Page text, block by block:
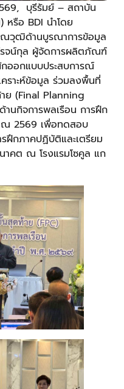
บุรีรัมย์ – สถาบัน
หรือ BDI นำโดย
วุฒิด้านบูรณาการข้อมูล
จน์กุล ผู้จัดการผลิตภัณฑ์
ออกแบบประสบการณ์
ราะห์ข้อมูล ร่วมลงพื้นที่
าย (Final Planning
นกิจการพลเรือน การฝึก
ณ 2569 เพื่อทดสอบ
ฝึกภาคปฏิบัติและเตรียม
าคต ณ โรงแรมโซคูล แก